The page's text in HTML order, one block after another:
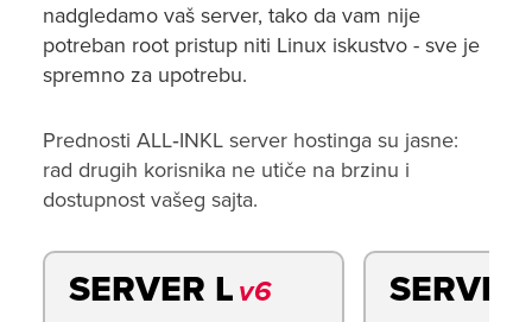
nadgledamo vaš server, tako da vam nije
potreban root pristup niti Linux iskustvo - sve je
spremno za upotrebu.
Prednosti ALL‑INKL server hostinga su jasne:
rad drugih korisnika ne utiče na brzinu i
dostupnost vašeg sajta.
SERVER L v6